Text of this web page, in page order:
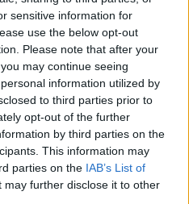
sensitive information for
use the below opt-out
Please note that after your
may continue seeing
information utilized by
to third parties prior to
opt-out of the further
by third parties on the
This information may
parties on the IAB’s List of
may further disclose it to other